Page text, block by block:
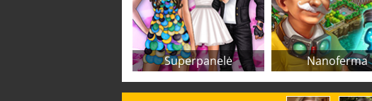
Superpanelė Nanoferma